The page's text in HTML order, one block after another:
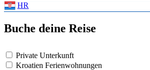
HR
Buche deine Reise
Private Unterkunft
Kroatien Ferienwohnungen